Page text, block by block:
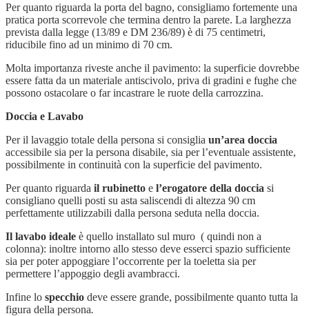
Per quanto riguarda la porta del bagno, consigliamo fortemente una
pratica porta scorrevole che termina dentro la parete. La larghezza
prevista dalla legge (13/89 e DM 236/89) è di 75 centimetri,
riducibile fino ad un minimo di 70 cm.
Molta importanza riveste anche il pavimento: la superficie dovrebbe
essere fatta da un materiale antiscivolo, priva di gradini e fughe che
possono ostacolare o far incastrare le ruote della carrozzina.
Doccia e Lavabo
Per il lavaggio totale della persona si consiglia un’area doccia
accessibile sia per la persona disabile, sia per l’eventuale assistente,
possibilmente in continuità con la superficie del pavimento.
Per quanto riguarda il rubinetto e l’erogatore della doccia si
consigliano quelli posti su asta saliscendi di altezza 90 cm
perfettamente utilizzabili dalla persona seduta nella doccia.
Il lavabo ideale è quello installato sul muro ( quindi non a
colonna): inoltre intorno allo stesso deve esserci spazio sufficiente
sia per poter appoggiare l’occorrente per la toeletta sia per
permettere l’appoggio degli avambracci.
Infine lo specchio deve essere grande, possibilmente quanto tutta la
figura della persona.